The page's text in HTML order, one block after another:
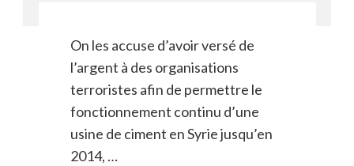
On les accuse d’avoir versé de
l’argent à des organisations
terroristes afin de permettre le
fonctionnement continu d’une
usine de ciment en Syrie jusqu’en
2014, …